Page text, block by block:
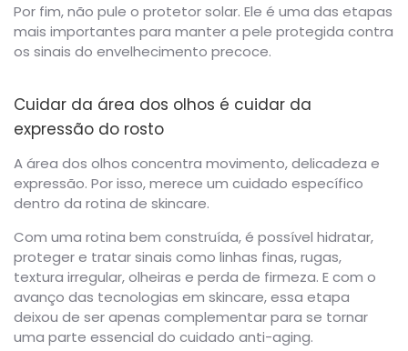
Por fim, não pule o protetor solar. Ele é uma das etapas
mais importantes para manter a pele protegida contra
os sinais do envelhecimento precoce.
Cuidar da área dos olhos é cuidar da
expressão do rosto
A área dos olhos concentra movimento, delicadeza e
expressão. Por isso, merece um cuidado específico
dentro da rotina de skincare.
Com uma rotina bem construída, é possível hidratar,
proteger e tratar sinais como linhas finas, rugas,
textura irregular, olheiras e perda de firmeza. E com o
avanço das tecnologias em skincare, essa etapa
deixou de ser apenas complementar para se tornar
uma parte essencial do cuidado anti-aging.